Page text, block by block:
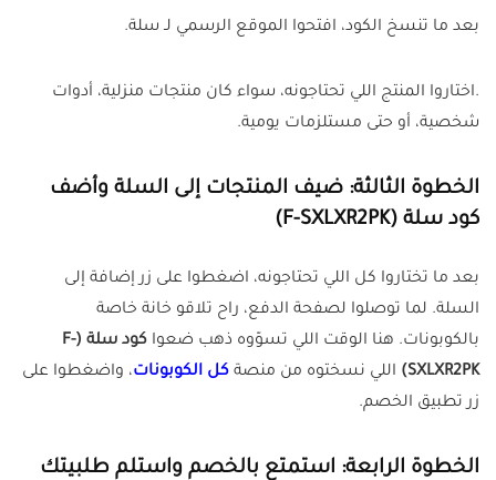
بعد ما تنسخ الكود، افتحوا الموقع الرسمي لـ سلة.
.اختاروا المنتج اللي تحتاجونه، سواء كان منتجات منزلية، أدوات
شخصية، أو حتى مستلزمات يومية.
الخطوة الثالثة: ضيف المنتجات إلى السلة وأضف
كود سلة (F-SXLXR2PK)
بعد ما تختاروا كل اللي تحتاجونه، اضغطوا على زر إضافة إلى
السلة. لما توصلوا لصفحة الدفع، راح تلاقو خانة خاصة
بالكوبونات. هنا الوقت اللي تسوّوه ذهب ضعوا
كود سلة (F-
SXLXR2PK)
اللي نسختوه من منصة كل الكوبونات، واضغطوا على
زر تطبيق الخصم.
الخطوة الرابعة: استمتع بالخصم واستلم طلبيتك